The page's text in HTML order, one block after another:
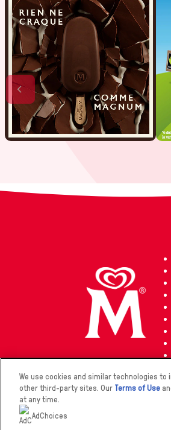
We use cookies and similar technologies
other third-party sites. Our Terms of Use
at any time.
AdChoices